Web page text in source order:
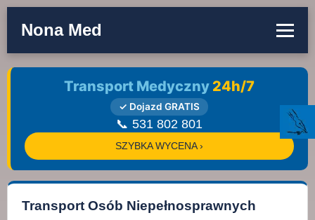
Nona Med
Transport Medyczny 24h/7
✓ Dojazd GRATIS
📞 531 802 801
SZYBKA WYCENA ›
Transport Osób Niepełnosprawnych